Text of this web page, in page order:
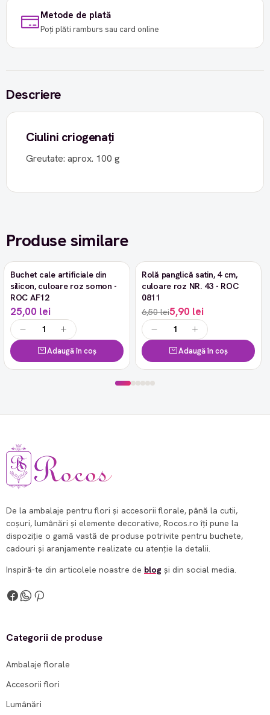
Metode de plată
Poți plăti ramburs sau card online
Descriere
Ciulini criogenați
Greutate: aprox. 100 g
Produse similare
Buchet cale artificiale din
silicon, culoare roz somon -
ROC AF12
25,00 lei
Adaugă în coș
-9%
Rolă panglică satin, 4 cm,
culoare roz NR. 43 - ROC
0811
6,50 lei5,90 lei
Adaugă în coș
De la ambalaje pentru flori și accesorii florale, până la cutii,
coșuri, lumânări și elemente decorative, Rocos.ro îți pune la
dispoziție o gamă vastă de produse potrivite pentru buchete,
cadouri și aranjamente realizate cu atenție la detalii.
Inspiră-te din articolele noastre de blog și din social media.
Categorii de produse
Ambalaje florale
Accesorii flori
Lumânări